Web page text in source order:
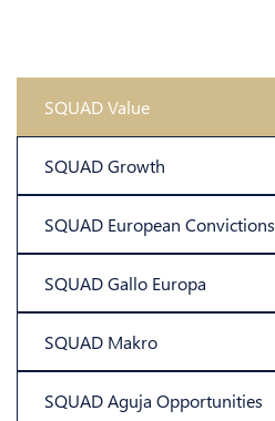
SQUAD Value
SQUAD Growth
SQUAD European Convictions
SQUAD Gallo Europa
SQUAD Makro
SQUAD Aguja Opportunities